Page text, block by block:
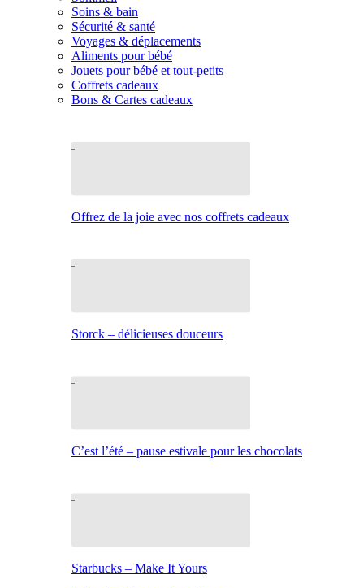
Soins & bain
Sécurité & santé
Voyages & déplacements
Aliments pour bébé
Jouets pour bébé et tout-petits
Coffrets cadeaux
Bons & Cartes cadeaux
Offrez de la joie avec nos coffrets cadeaux
Storck – délicieuses douceurs
C’est l’été – pause estivale pour les chocolats
Starbucks – Make It Yours